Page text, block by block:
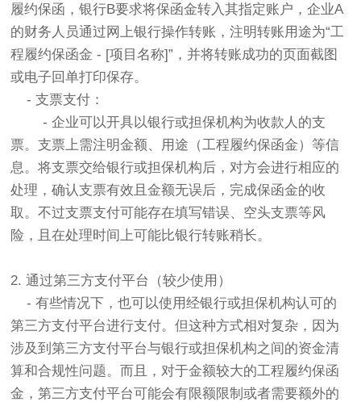
履约保函，银行B要求将保函金转入其指定账户，企业A
的财务人员通过网上银行操作转账，注明转账用途为“工
程履约保函金 - [项目名称]”，并将转账成功的页面截图
或电子回单打印保存。
- 支票支付：
- 企业可以开具以银行或担保机构为收款人的支
票。支票上需注明金额、用途（工程履约保函金）等信
息。将支票交给银行或担保机构后，对方会进行相应的
处理，确认支票有效且金额无误后，完成保函金的收
取。不过支票支付可能存在填写错误、空头支票等风
险，且在处理时间上可能比银行转账稍长。
2. 通过第三方支付平台（较少使用）
- 有些情况下，也可以使用经银行或担保机构认可的
第三方支付平台进行支付。但这种方式相对复杂，因为
涉及到第三方支付平台与银行或担保机构之间的资金清
算和合规性问题。而且，对于金额较大的工程履约保函
金，第三方支付平台可能会有限额限制或者需要额外的